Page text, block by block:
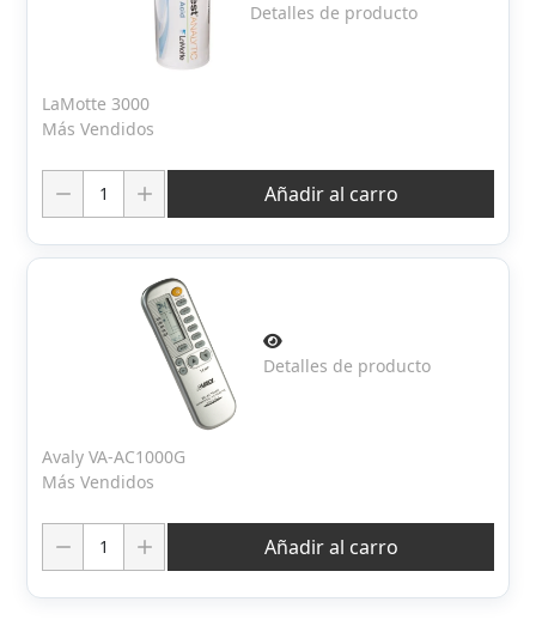
Detalles de producto
LaMotte 3000
Más Vendidos
Añadir al carro
Detalles de producto
Avaly VA-AC1000G
Más Vendidos
Añadir al carro